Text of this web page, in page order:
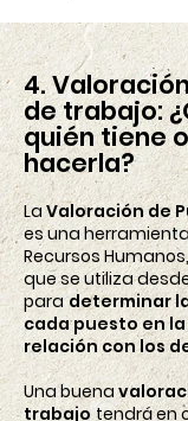
4.
de trabajo:
quién tiene
hacerla?
LaValoración de
es una
Recursos
que se utiliza
para determinar
cada puesto en
relación con los
Una buena
trabajo tendrá en